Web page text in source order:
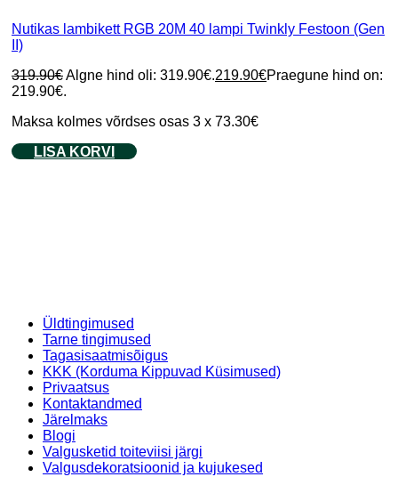
Nutikas lambikett RGB 20M 40 lampi Twinkly Festoon (Gen
II)
319.90€Algne hind oli: 319.90€.219.90€Praegune hind on:
219.90€.
Maksa kolmes võrdses osas 3 x 73.30€
LISA KORVI
Üldtingimused
Tarne tingimused
Tagasisaatmisõigus
KKK (Korduma Kippuvad Küsimused)
Privaatsus
Kontaktandmed
Järelmaks
Blogi
Valgusketid toiteviisi järgi
Valgusdekoratsioonid ja kujukesed